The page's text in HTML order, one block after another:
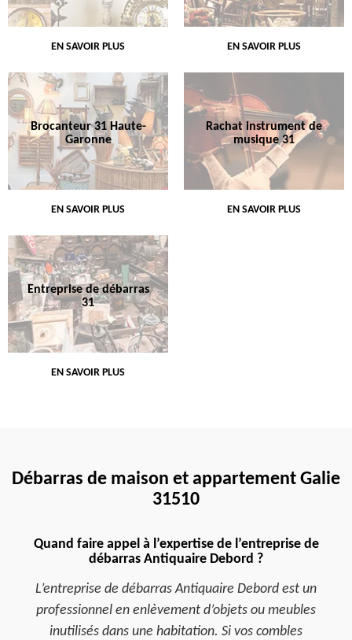
EN SAVOIR PLUS EN SAVOIR PLUS
Brocanteur 31 Haute-
Garonne
EN SAVOIR PLUS
Rachat instrument de
musique 31
EN SAVOIR PLUS
Entreprise de débarras
31
EN SAVOIR PLUS
Débarras de maison et appartement Galie
31510
Quand faire appel à l’expertise de l’entreprise de
débarras Antiquaire Debord ?
L’entreprise de débarras Antiquaire Debord est un
professionnel en enlèvement d’objets ou meubles
inutilisés dans une habitation. Si vos combles